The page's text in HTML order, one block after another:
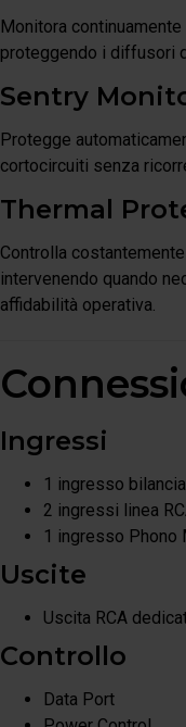
Monitora
proteggendo i diffusori
Sentry
Protegge
cortocircuiti senza
Thermal
Controlla
intervenendo quando
affidabilità operativa.
Ingressi
1 ingresso
2 ingressi linea
1 ingresso Phono
Uscite
Uscita RCA
Controllo
Data Port